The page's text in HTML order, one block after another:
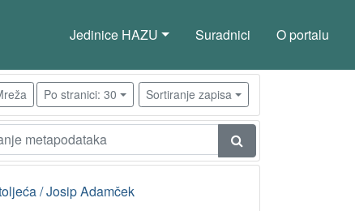
Jedinice HAZU Suradnici O portalu
Po stranici: 30 Sortiranje zapisa
/ Josip Adamček